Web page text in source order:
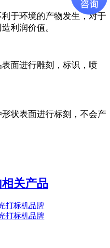
于环境的产物发生，对于
利润价值。
面进行雕刻，标识，喷
状表面进行标刻，不会产
关产品
打标机品牌
打标机品牌